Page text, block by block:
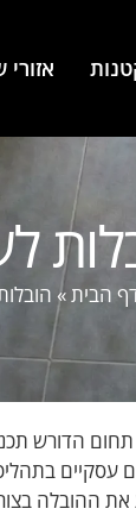
אזורי
הבית»
עסקיים
את ההובלה